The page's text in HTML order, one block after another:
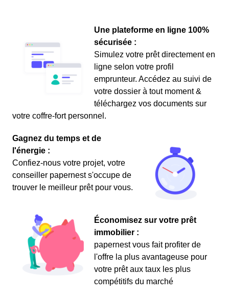
Une plateforme en ligne 100%
sécurisée :
Simulez votre prêt directement en
ligne selon votre profil
emprunteur. Accédez au suivi de
votre dossier à tout moment &
téléchargez vos documents sur
votre coffre-fort personnel.
Gagnez du temps et de
l'énergie :
Confiez-nous votre projet, votre
conseiller papernest s'occupe de
trouver le meilleur prêt pour vous.
Économisez sur votre prêt
immobilier :
papernest vous fait profiter de
l'offre la plus avantageuse pour
votre prêt aux taux les plus
compétitifs du marché